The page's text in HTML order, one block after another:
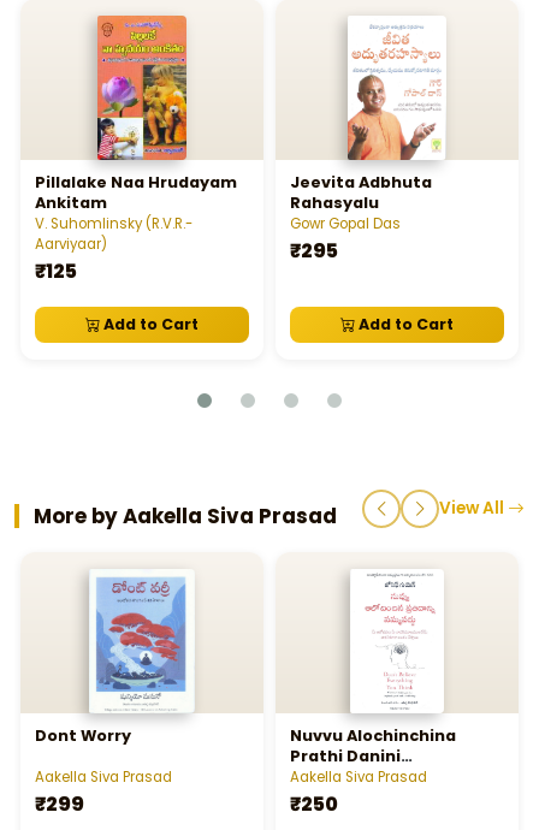
Pillalake Naa Hrudayam
Ankitam
V. Suhomlinsky (R.V.R.-
Aarviyaar)
₹125
Add to Cart
Jeevita Adbhuta
Rahasyalu
Gowr Gopal Das
₹295
Add to Cart
More by Aakella Siva Prasad View All
Dont Worry
Aakella Siva Prasad
₹299
Nuvvu Alochinchina
Prathi Danini
Nammavadhu ( Dont
Believe Everything You
Think)
Aakella Siva Prasad
₹250